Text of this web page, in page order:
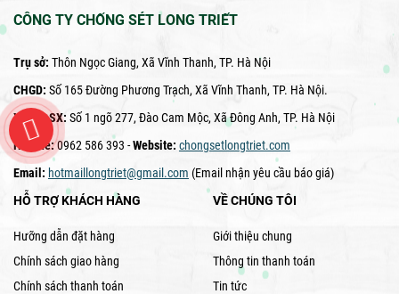
CÔNG TY CHỐNG SÉT LONG TRIẾT
Trụ sở: Thôn Ngọc Giang, Xã Vĩnh Thanh, TP. Hà Nội
CHGD: Số 165 Đường Phương Trạch, Xã Vĩnh Thanh, TP. Hà Nội.
Xưởng SX: Số 1 ngõ 277, Đào Cam Mộc, Xã Đông Anh, TP. Hà Nội
Hotline:0962 586 393 -Website: chongsetlongtriet.com
Email: hotmaillongtriet@gmail.com (Email nhận yêu cầu báo giá)
HỖ TRỢ KHÁCH HÀNG
Hưỡng dẫn đặt hàng
Chính sách giao hàng
Chính sách thanh toán
VỀ CHÚNG TÔI
Giới thiệu chung
Thông tin thanh toán
Tin tức